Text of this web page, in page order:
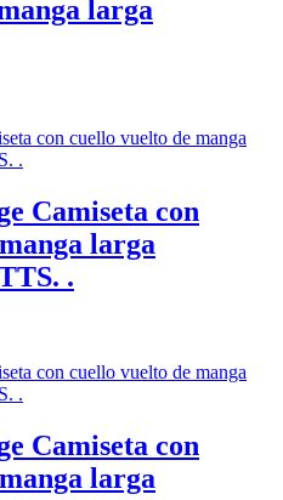
larga
Camiseta con
larga
.
Camiseta con
larga